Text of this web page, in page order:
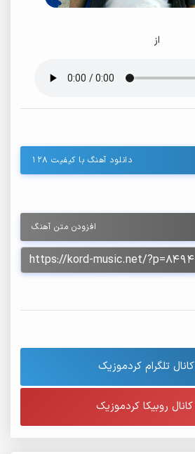
از
دانلود آهنگ با کیفیت ۱۲۸
افزودن متن آهنگ
کانال تلگرام کردموزیک
کانال روبیکا کردموزیک